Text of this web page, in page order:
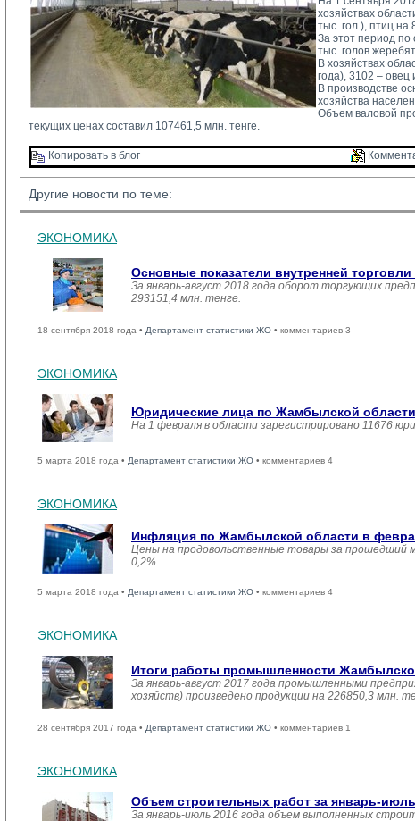
хозяйствах
тыс. гол.), птиц на
За этот период по
тыс. голов
В хозяйствах
года), 3102 –
В производстве
хозяйства
Объем валовой
текущих ценах составил 107461,5 млн. тенге.
Копировать в блог
Другие новости по теме:
ЭКОНОМИКА
Основные показатели внутренней
За январь-август 2018 года оборот торгующих
293151,4 млн. тенге.
18 сентября 2018 года • Департамент статистики ЖО • комментариев 3
ЭКОНОМИКА
Юридические лица по Жамбылской области
На 1 февраля в области зарегистрировано 11676
5 марта 2018 года • Департамент статистики ЖО • комментариев 4
ЭКОНОМИКА
Инфляция по Жамбылской области в
Цены на продовольственные товары за прошедший
0,2%.
5 марта 2018 года • Департамент статистики ЖО • комментариев 4
ЭКОНОМИКА
Итоги работы промышленности
За январь-август 2017 года промышленными
хозяйств) произведено продукции на 226850,3 млн.
28 сентября 2017 года • Департамент статистики ЖО • комментариев 1
ЭКОНОМИКА
Объем строительных работ за январь-июль
За январь-июль 2016 года объем выполненных